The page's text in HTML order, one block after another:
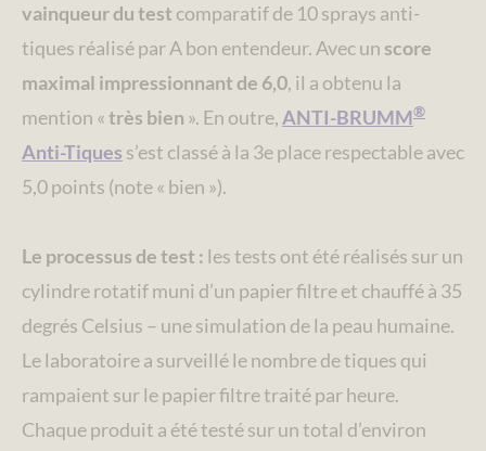
vainqueur du test comparatif de 10 sprays anti-
tiques réalisé par A bon entendeur. Avec un score
maximal impressionnant de 6,0, il a obtenu la
mention «très bien ». En outre,ANTI-BRUMM®
Anti-Tiques s’est classé à la 3e place respectable avec
5,0 points (note « bien »).
Le processus de test : les tests ont été réalisés sur un
cylindre rotatif muni d’un papier filtre et chauffé à 35
degrés Celsius – une simulation de la peau humaine.
Le laboratoire a surveillé le nombre de tiques qui
rampaient sur le papier filtre traité par heure.
Chaque produit a été testé sur un total d’environ